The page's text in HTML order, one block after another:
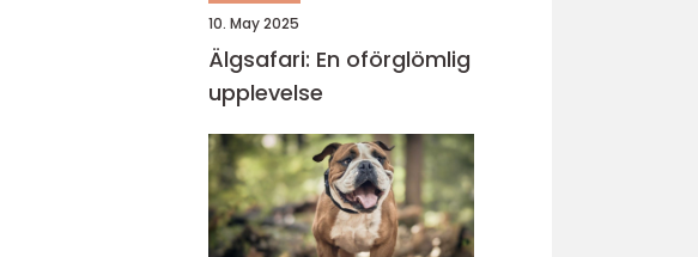
10. May 2025
Älgsafari: En oförglömlig
upplevelse